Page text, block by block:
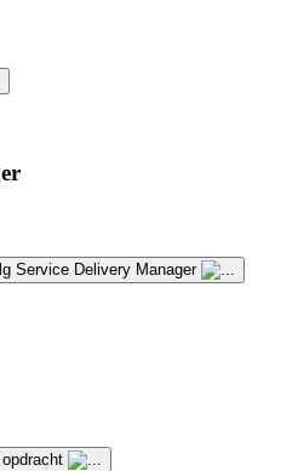
Service Delivery Manager